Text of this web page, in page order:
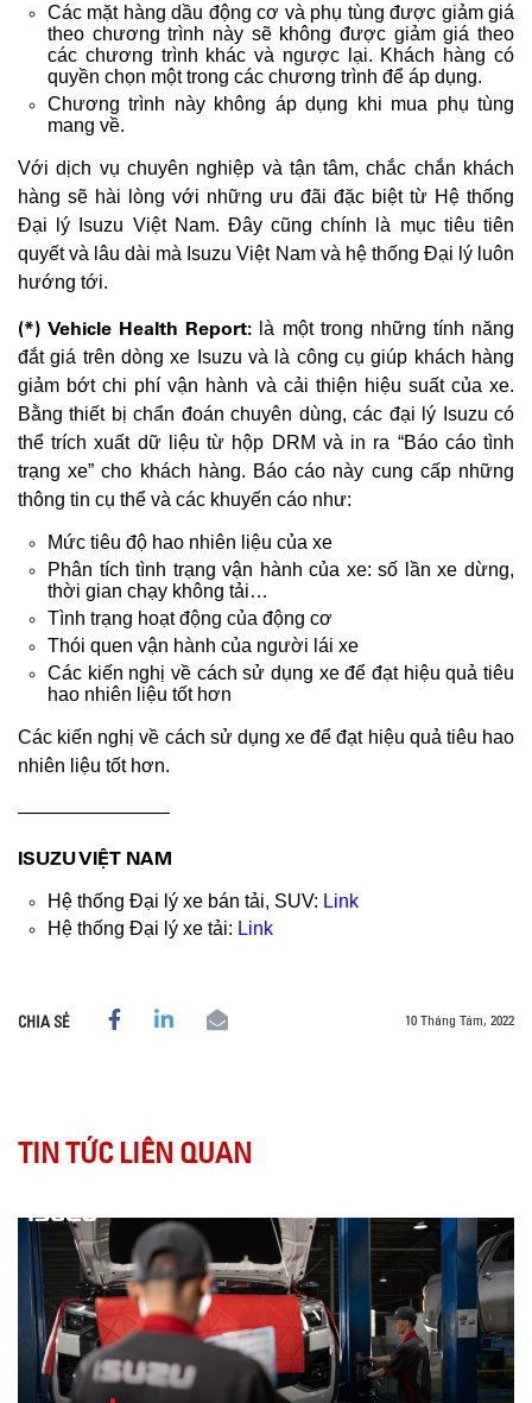
Các mặt hàng dầu động cơ và phụ tùng được giảm giá
theo chương trình này sẽ không được giảm giá theo
các chương trình khác và ngược lại. Khách hàng có
quyền chọn một trong các chương trình để áp dụng.
Chương trình này không áp dụng khi mua phụ tùng
mang về.
Với dịch vụ chuyên nghiệp và tận tâm, chắc chắn khách
hàng sẽ hài lòng với những ưu đãi đặc biệt từ Hệ thống
Đại lý Isuzu Việt Nam. Đây cũng chính là mục tiêu tiên
quyết và lâu dài mà Isuzu Việt Nam và hệ thống Đại lý luôn
hướng tới.
(*) Vehicle Health Report: là một trong những tính năng
đắt giá trên dòng xe Isuzu và là công cụ giúp khách hàng
giảm bớt chi phí vận hành và cải thiện hiệu suất của xe.
Bằng thiết bị chẩn đoán chuyên dùng, các đại lý Isuzu có
thể trích xuất dữ liệu từ hộp DRM và in ra “Báo cáo tình
trạng xe” cho khách hàng. Báo cáo này cung cấp những
thông tin cụ thể và các khuyến cáo như:
Mức tiêu độ hao nhiên liệu của xe
Phân tích tình trạng vận hành của xe: số lần xe dừng,
thời gian chạy không tải…
Tình trạng hoạt động của động cơ
Thói quen vận hành của người lái xe
Các kiến nghị về cách sử dụng xe để đạt hiệu quả tiêu
hao nhiên liệu tốt hơn
Các kiến nghị về cách sử dụng xe để đạt hiệu quả tiêu hao
nhiên liệu tốt hơn.
————————
ISUZU VIỆT NAM
Hệ thống Đại lý xe bán tải, SUV: Link
Hệ thống Đại lý xe tải: Link
CHIA SẺ 10 Tháng Tám, 2022
TIN TỨC LIÊN QUAN